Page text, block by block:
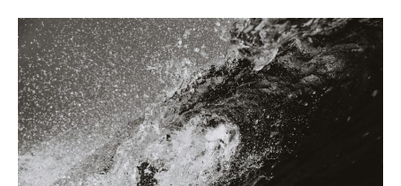
publicación
publicación